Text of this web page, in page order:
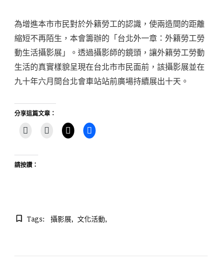
為增進本市市民對於外籍勞工的認識，使兩造間的距離
縮短不再陌生，本會籌辦的「台北外一章：外籍勞工勞
動生活攝影展」。透過攝影師的鏡頭，讓外籍勞工勞動
生活的真實樣貌呈現在台北市市民面前，該攝影展並在
九十年六月間台北會車站站前廣場持續展出十天。
分享這篇文章：
請按讚：
Tags: 攝影展 文化活動